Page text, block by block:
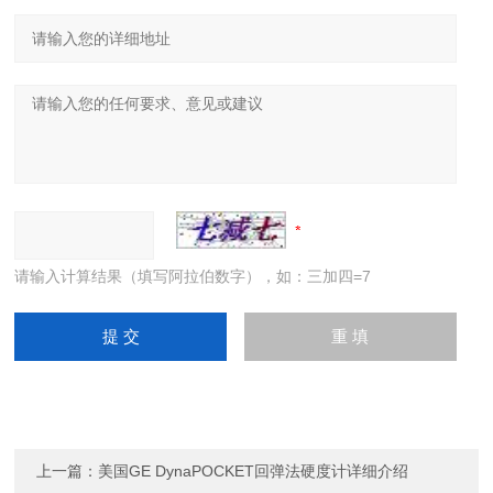
请输入计算结果（填写阿拉伯数字），如：三加四=7
上一篇： 美国GE DynaPOCKET回弹法硬度计详细介绍